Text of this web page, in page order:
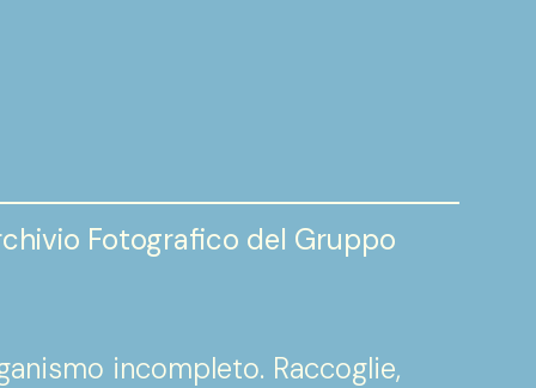
Fotografico del Gruppo
incompleto. Raccoglie,